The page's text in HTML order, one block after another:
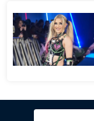
Ricerca